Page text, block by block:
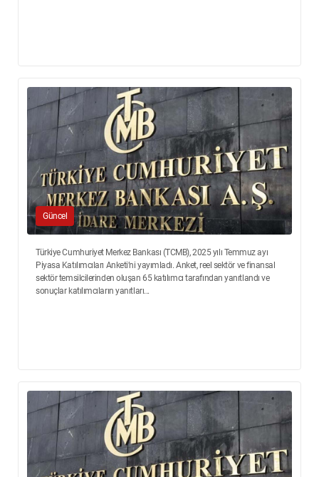
Güncel
Türkiye Cumhuriyet Merkez Bankası (TCMB), 2025 yılı Temmuz ayı
Piyasa Katılımcıları Anketi’ni yayımladı. Anket, reel sektör ve finansal
sektör temsilcilerinden oluşan 65 katılımcı tarafından yanıtlandı ve
sonuçlar katılımcıların yanıtları...